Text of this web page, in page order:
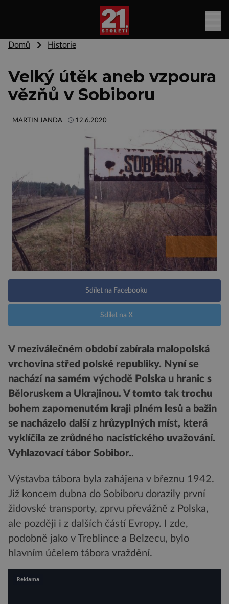
Domů Historie
Velký útěk aneb vzpoura
vězňů v Sobiboru
MARTIN JANDA 12.6.2020
Sdílet na Facebooku
Sdílet na X
V meziválečném období zabírala malopolská
vrchovina střed polské republiky. Nyní se
nachází na samém východě Polska u hranic s
Běloruskem a Ukrajinou. V tomto tak trochu
bohem zapomenutém kraji plném lesů a bažin
se nacházelo další z hrůzyplných míst, která
vyklíčila ze zrůdného nacistického uvažování.
Vyhlazovací tábor Sobibor..
Výstavba tábora byla zahájena v březnu 1942.
Již koncem dubna do Sobiboru dorazily první
židovské transporty, zprvu převážně z Polska,
ale později i z dalších částí Evropy. I zde,
podobně jako v Treblince a Belzecu, bylo
hlavním účelem tábora vraždění.
Reklama